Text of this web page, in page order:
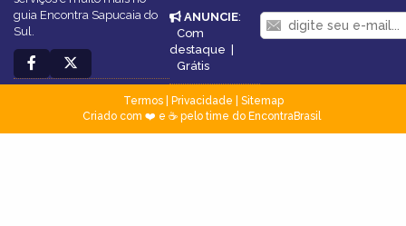
guia Encontra Sapucaia do
Sul.
ANUNCIE:
Com
destaque |
Grátis
Termos| Privacidade
Sitemap
Criado com ❤️ e ☕ pelo time do EncontraBrasil